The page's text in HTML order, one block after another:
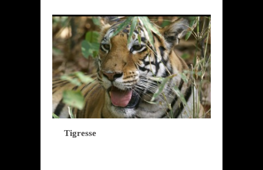
Tigresse